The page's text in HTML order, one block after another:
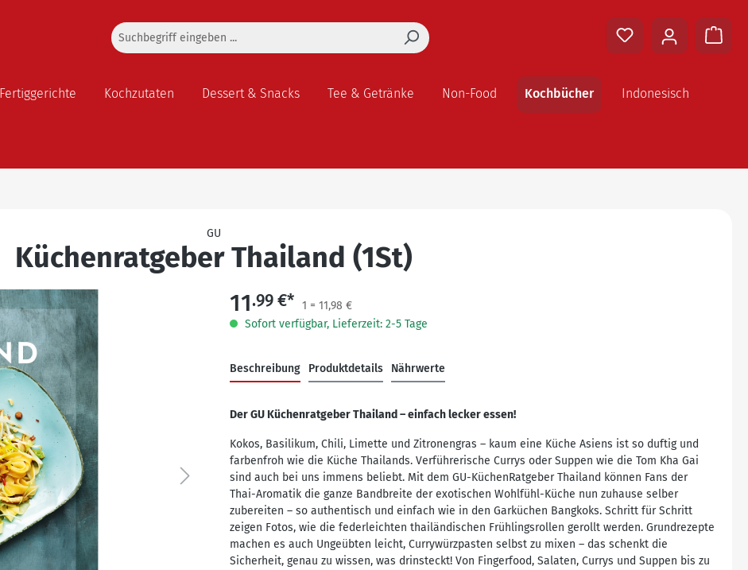
Fertiggerichte Kochzutaten Dessert & Snacks Tee & Getränke Non-Food Kochbücher Indonesisch
GU
Küchenratgeber Thailand (1St)
11.99 €* 1 = 11,98 €
Sofort verfügbar, Lieferzeit: 2-5 Tage
Beschreibung Produktdetails Nährwerte
Der GU Küchenratgeber Thailand – einfach lecker essen!
Kokos, Basilikum, Chili, Limette und Zitronengras – kaum eine Küche Asiens ist so duftig und
farbenfroh wie die Küche Thailands. Verführerische Currys oder Suppen wie die Tom Kha Gai
sind auch bei uns immens beliebt. Mit dem GU-KüchenRatgeber Thailand können Fans der
Thai-Aromatik die ganze Bandbreite der exotischen Wohlfühl-Küche nun zuhause selber
zubereiten – so authentisch und einfach wie in den Garküchen Bangkoks. Schritt für Schritt
zeigen Fotos, wie die federleichten thailändischen Frühlingsrollen gerollt werden. Grundrezepte
machen es auch Ungeübten leicht, Currywürzpasten selbst zu mixen – das schenkt die
Sicherheit, genau zu wissen, was drinsteckt! Von Fingerfood, Salaten, Currys und Suppen bis zu